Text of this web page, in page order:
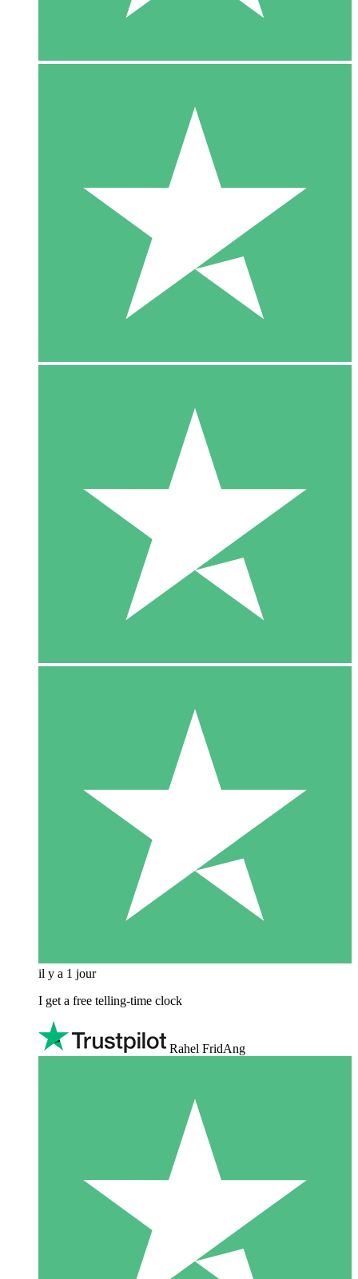
il y a 1 jour
I get a free telling-time clock
Rahel FridAng